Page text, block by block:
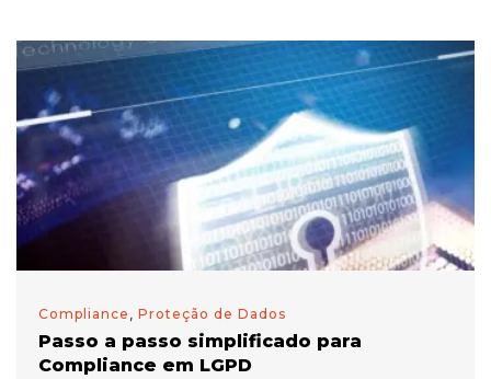
Compliance , Proteção de Dados
Passo a passo simplificado para
Compliance em LGPD